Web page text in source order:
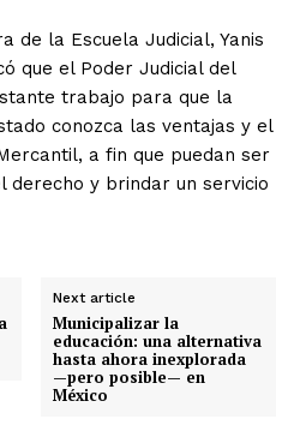
enlazadas
de la Escuela Judicial, Yanis
que el Poder Judicial del
trabajo para que la
conozca las ventajas y el
a fin que puedan ser
derecho y brindar un servicio
Next article
Municipalizar la
educación: una alternativa
hasta ahora inexplorada
—pero posible— en
México